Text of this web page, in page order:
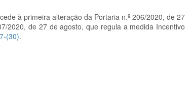
à primeira alteração da Portaria n.º 206/2020, de 27
2020, de 27 de agosto, que regula a medida Incentivo
(30).